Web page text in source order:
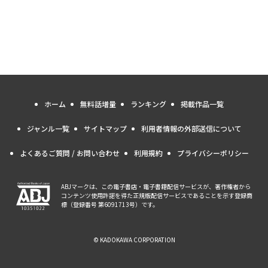
ホーム 無料話増量 ランキング 掲載作品一覧
ジャンル一覧 サイトマップ 利用者情報の外部送信について
よくあるご質問 / お問い合わせ 利用規約 プライバシーポリシー
ABJマークは、この電子書店・電子書籍配信サービスが、著作権者から
コンテンツ使用許諾を得た正規版配信サービスであることを示す登録商
標（登録番号 第6091713号）です。
© KADOKAWA CORPORATION